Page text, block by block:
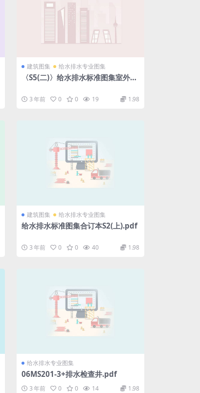
建筑图集 给水排水专业图集
〈S5(二)〉给水排水标准图集室外给
3 年前 0 0 19 1.98
建筑图集 给水排水专业图集
给水排水标准图集合订本S2(上).pdf
3 年前 0 0 40 1.98
给水排水专业图集
06MS201-3+排水检查井.pdf
3 年前 0 0 14 1.98